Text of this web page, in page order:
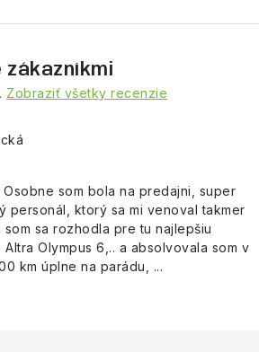
zákazníkmi
Zobraziť všetky recenzie
som bola na predajni, super
personál, ktorý sa mi venoval takmer
sa rozhodla pre tu najlepšiu
Olympus 6,.. a absolvovala som v
km úplne na parádu, ...